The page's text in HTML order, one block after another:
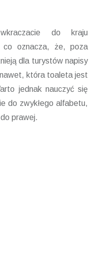
do kraju
co oznacza, że, poza
dla turystów napisy
która toaleta jest
jednak nauczyć się
do zwykłego alfabetu,
prawej.